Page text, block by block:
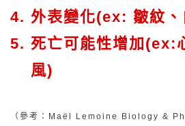
外表變化(ex: 皺紋、
死亡可能性增加(ex:
風)
（參考：Maël Lemoine Biology &